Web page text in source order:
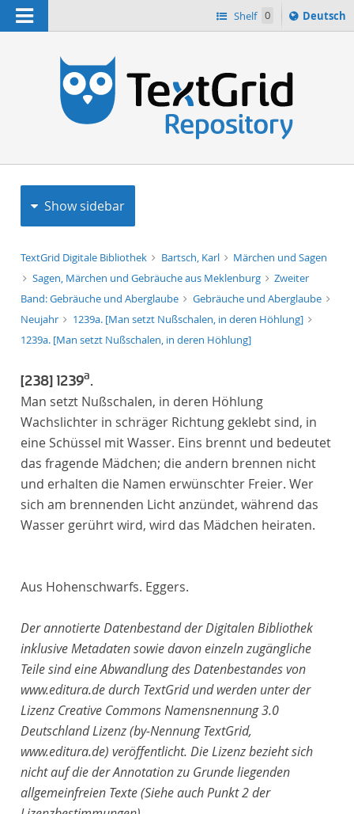
Navigation Shelf 0
Sprache
ï¿½ndern
Deutsch
Show sidebar
TextGrid Digitale Bibliothek Bartsch, Karl
Märchen und Sagen
Sagen, Märchen und Gebräuche aus Meklenburg
Zweiter
Band: Gebräuche und Aberglaube
Gebräuche und Aberglaube
Neujahr
1239a. [Man setzt Nußschalen, in deren Höhlung]
1239a. [Man setzt Nußschalen, in deren Höhlung]
[238] 1239a.
Man setzt Nußschalen, in deren Höhlung
Wachslichter in schräger Richtung geklebt sind, in
eine Schüssel mit Wasser. Eins brennt und bedeutet
das fragende Mädchen; die andern brennen nicht
und erhalten die Namen erwünschter Freier. Wer
sich am brennenden Licht anzündet, während das
Wasser gerührt wird, wird das Mädchen heiraten.
Aus Hohenschwarfs. Eggers.
Der annotierte Datenbestand der Digitalen Bibliothek
inklusive Metadaten sowie davon einzeln zugängliche
Teile sind eine Abwandlung des Datenbestandes von
www.editura.de durch TextGrid und werden unter der
Lizenz Creative Commons Namensnennung 3.0
Deutschland Lizenz (by-Nennung TextGrid,
www.editura.de) veröffentlicht. Die Lizenz bezieht sich
nicht auf die der Annotation zu Grunde liegenden
allgemeinfreien Texte (Siehe auch Punkt 2 der